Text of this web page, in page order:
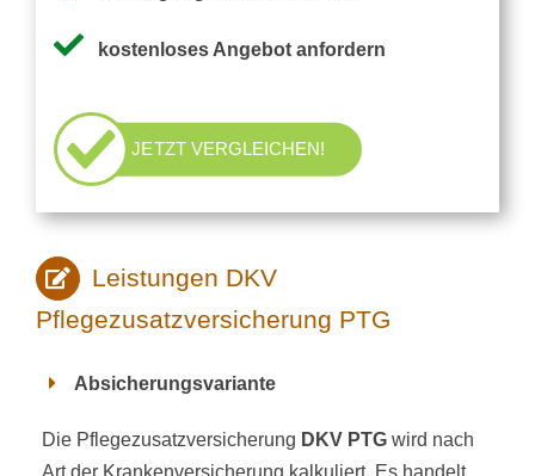
kostenloses Angebot anfordern
JETZT VERGLEICHEN!
Leistungen DKV
Pflegezusatzversicherung PTG
Absicherungsvariante
Die Pflegezusatzversicherung DKV PTGwird nach
Art der Krankenversicherung kalkuliert. Es handelt